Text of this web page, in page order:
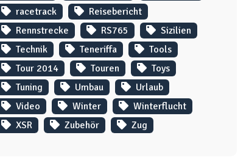
racetrack
Reisebericht
Rennstrecke
RS765
Sizilien
Technik
Teneriffa
Tools
Tour 2014
Touren
Toys
Tuning
Umbau
Urlaub
Video
Winter
Winterflucht
XSR
Zubehör Zug